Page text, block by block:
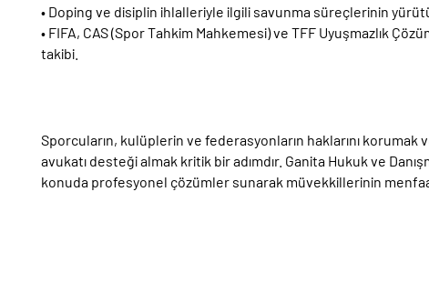
• Doping ve disiplin ihlalleriyle ilgili savunma süreçlerinin
• FIFA, CAS (Spor Tahkim Mahkemesi) ve TFF Uyuşmazlık
takibi.
Sporcuların, kulüplerin ve federasyonların haklarını
avukatı desteği almak kritik bir adımdır. Ganita Hukuk ve
konuda profesyonel çözümler sunarak müvekkillerinin